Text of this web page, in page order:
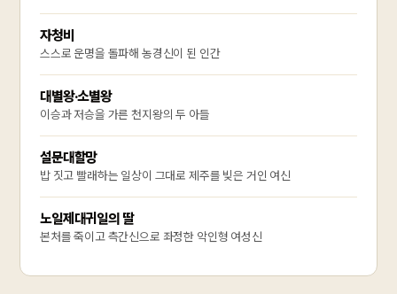
자청비
스스로 운명을 돌파해 농경신이 된 인간
대별왕·소별왕
이승과 저승을 가른 천지왕의 두 아들
설문대할망
밥 짓고 빨래하는 일상이 그대로 제주를 빚은 거인 여신
노일제대귀일의 딸
본처를 죽이고 측간신으로 좌정한 악인형 여성신